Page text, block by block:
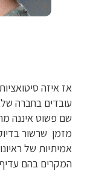
אז איזה
עובדים בחברה
מזמן שרשור
אמיתיות של
המקרים בהם